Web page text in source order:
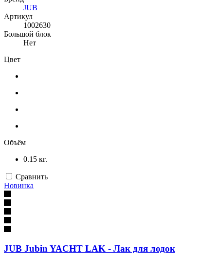
JUB
Артикул
1002630
Большой блок
Нет
Цвет
Объём
0.15 кг.
Сравнить
Новинка
JUB Jubin YACHT LAK - Лак для лодок